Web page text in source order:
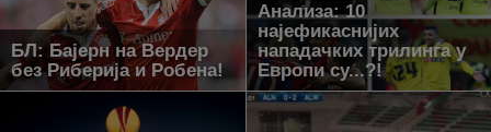
БЛ: Бајерн на Вердер
без Риберија и Робена!
Анализа: 10
најефикаснијих
нападачких трилинга у
Европи су...?!